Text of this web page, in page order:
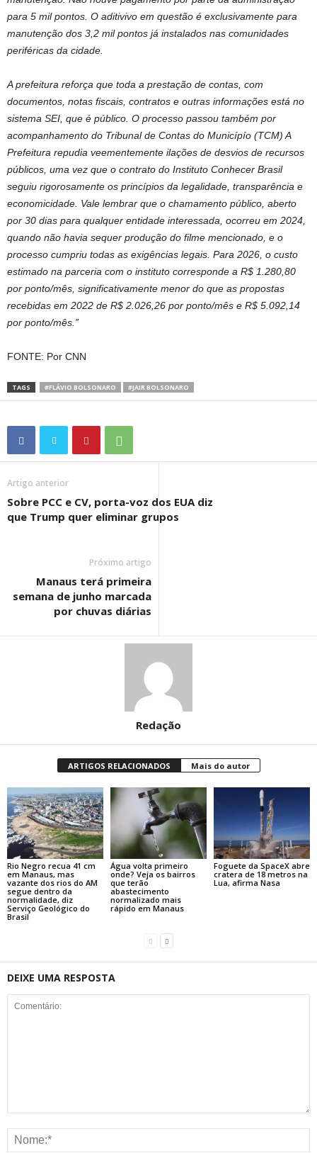
para 5 mil pontos. O aditivivo em questão é exclusivamente para
manutenção dos 3,2 mil pontos já instalados nas comunidades
periféricas da cidade.
A prefeitura reforça que toda a prestação de contas, com
documentos, notas fiscais, contratos e outras informações está no
sistema SEI, que é público. O processo passou também por
acompanhamento do Tribunal de Contas do Municípío (TCM) A
Prefeitura repudia veementemente ilações de desvios de recursos
públicos, uma vez que o contrato do Instituto Conhecer Brasil
seguiu rigorosamente os princípios da legalidade, transparência e
economicidade. Vale lembrar que o chamamento público, aberto
por 30 dias para qualquer entidade interessada, ocorreu em 2024,
quando não havia sequer produção do filme mencionado, e o
processo cumpriu todas as exigências legais. Para 2026, o custo
estimado na parceria com o instituto corresponde a R$ 1.280,80
por ponto/mês, significativamente menor do que as propostas
recebidas em 2022 de R$ 2.026,26 por ponto/mês e R$ 5.092,14
por ponto/mês.”
FONTE: Por CNN
TAGS #FLÁVIO BOLSONARO #JAIR BOLSONARO
Artigo anterior
Sobre PCC e CV, porta-voz dos EUA diz
que Trump quer eliminar grupos
Próximo artigo
Manaus terá primeira
semana de junho marcada
por chuvas diárias
Redação
ARTIGOS RELACIONADOS Mais do autor
Rio Negro recua 41 cm
em Manaus, mas
vazante dos rios do AM
segue dentro da
normalidade, diz
Serviço Geológico do
Brasil
Água volta primeiro
onde? Veja os bairros
que terão
abastecimento
normalizado mais
rápido em Manaus
Foguete da SpaceX abre
cratera de 18 metros na
Lua, afirma Nasa
DEIXE UMA RESPOSTA